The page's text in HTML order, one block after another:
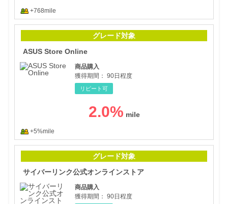
+768mile
グレード対象
ASUS Store Online
商品購入
獲得期間： 90日程度
リピート可
2.0%
+5%mile
グレード対象
サイバーリンク公式オンラインストア
商品購入
獲得期間： 90日程度